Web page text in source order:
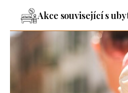
Akce související s